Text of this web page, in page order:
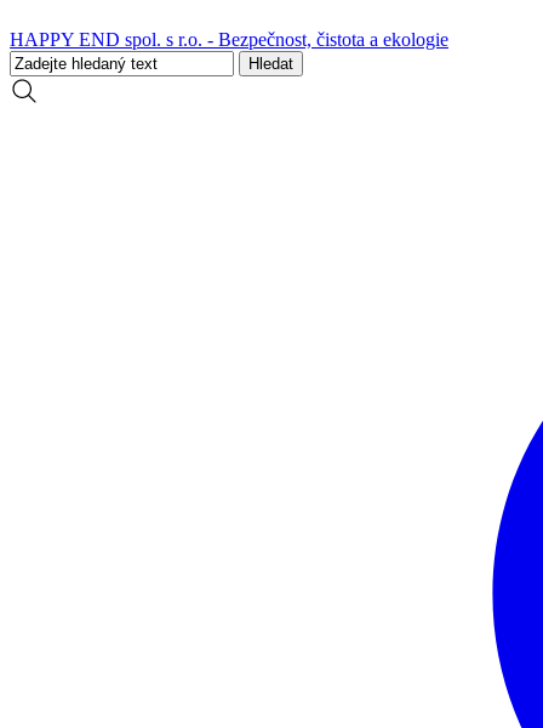
HAPPY END spol. s r.o. - Bezpečnost, čistota a ekologie